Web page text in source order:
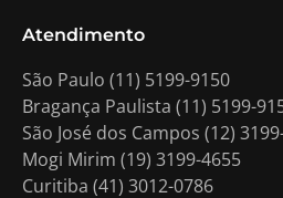
Atendimento
São Paulo (11) 5199-9150
Bragança Paulista (11) 5199-
São José dos Campos (12)
Mogi Mirim (19) 3199-4655
Curitiba (41) 3012-0786